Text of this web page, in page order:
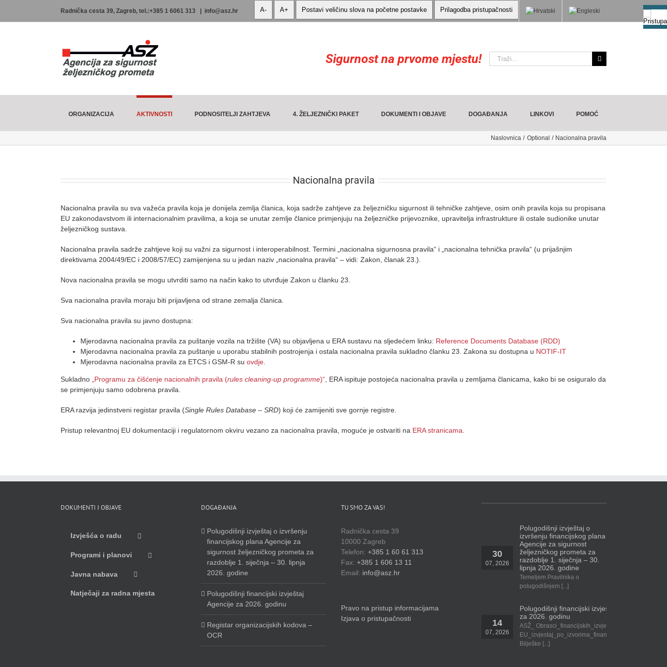
Radnička cesta 39, Zagreb, tel.:+385 1 6061 313 info@asz.hr A- A+ Postavi veličinu slova na početne postavke Prilagodba pristupačnosti
Sigurnost na prvome mjestu! Traži:
ORGANIZACIJA AKTIVNOSTI PODNOSITELJI ZAHTJEVA 4. ŽELJEZNIČKI PAKET DOKUMENTI I OBJAVE DOGAĐANJA LINKOVI POMOĆ
Naslovnica Optional Nacionalna pravila
Nacionalna pravila
Nacionalna pravila su sva važeća pravila koja je donijela zemlja članica, koja sadrže zahtjeve za željezničku sigurnost ili tehničke zahtjeve, osim onih pravila koja su propisana
EU zakonodavstvom ili internacionalnim pravilima, a koja se unutar zemlje članice primjenjuju na željezničke prijevoznike, upravitelja infrastrukture ili ostale sudionike unutar
željezničkog sustava.
Nacionalna pravila sadrže zahtjeve koji su važni za sigurnost i interoperabilnost. Termini „nacionalna sigurnosna pravila“ i „nacionalna tehnička pravila“ (u prijašnjim
direktivama 2004/49/EC i 2008/57/EC) zamijenjena su u jedan naziv „nacionalna pravila“ – vidi: Zakon, članak 23.).
Nova nacionalna pravila se mogu utvrditi samo na način kako to utvrđuje Zakon u članku 23.
Sva nacionalna pravila moraju biti prijavljena od strane zemalja članica.
Sva nacionalna pravila su javno dostupna:
Mjerodavna nacionalna pravila za puštanje vozila na tržište (VA) su objavljena u ERA sustavu na sljedećem linku: Reference Documents Database (RDD)
Mjerodavna nacionalna pravila za puštanje u uporabu stabilnih postrojenja i ostala nacionalna pravila sukladno članku 23. Zakona su dostupna u NOTIF-IT
Mjerodavna nacionalna pravila za ETCS i GSM-R su ovdje
Sukladno „Programu za čišćenje nacionalnih pravila (rules cleaning-up programme)“ , ERA ispituje postojeća nacionalna pravila u zemljama članicama, kako bi se osiguralo da
se primjenjuju samo odobrena pravila.
ERA razvija jedinstveni registar pravila (Single Rules Database – SRD) koji će zamijeniti sve gornje registre.
Pristup relevantnoj EU dokumentaciji i regulatornom okviru vezano za nacionalna pravila, moguće je ostvariti na ERA stranicama
DOKUMENTI I OBJAVE
Izvješća o radu
Programi i planovi
Javna nabava
Natječaji za radna mjesta
DOGAĐANJA
Polugodišnji izvještaj o izvršenju
financijskog plana Agencije za
sigurnost željezničkog prometa za
razdoblje 1. siječnja – 30. lipnja
2026. godine
Polugodišnji financijski izvještaj
Agencije za 2026. godinu
Registar organizacijskih kodova –
OCR
TU SMO ZA VAS!
Radnička cesta 39
10000 Zagreb
Telefon: +385 1 60 61 313
Fax: +385 1 606 13 11
Email: info@asz.hr
Pravo na pristup informacijama
Izjava o pristupačnosti
30
07, 2026
Polugodišnji izvještaj o
izvršenju financijskog plana
Agencije za sigurnost
željezničkog prometa za
razdoblje 1. siječnja – 30.
lipnja 2026. godine
Temeljem Pravilnika o
polugodišnjem [...]
14
07, 2026
Polugodišnji financijski izvještaj Agencije
za 2026. godinu
ASŽ_ Obrasci_financijskih_izvjestaja_v_8.4.1
EU_izvjestaj_po_izvorima_financiranja_v_8.4.1
Bilješke [...]